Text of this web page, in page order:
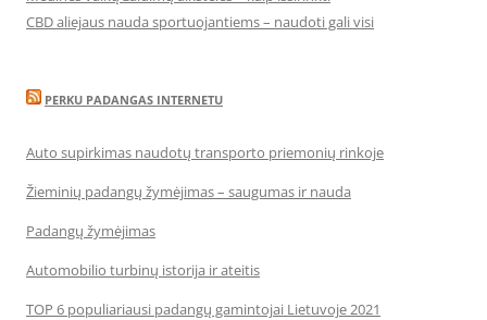
CBD aliejaus nauda sportuojantiems – naudoti gali visi
PERKU PADANGAS INTERNETU
Auto supirkimas naudotų transporto priemonių rinkoje
Žieminių padangų žymėjimas – saugumas ir nauda
Padangų žymėjimas
Automobilio turbinų istorija ir ateitis
TOP 6 populiariausi padangų gamintojai Lietuvoje 2021